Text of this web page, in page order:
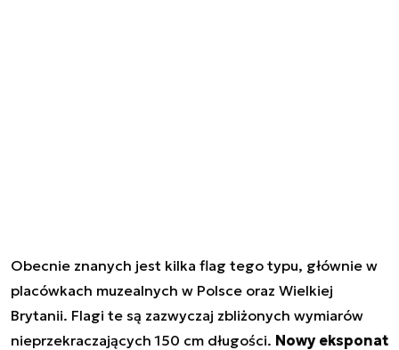
Obecnie znanych jest kilka flag tego typu, głównie w
placówkach muzealnych w Polsce oraz Wielkiej
Brytanii. Flagi te są zazwyczaj zbliżonych wymiarów
nieprzekraczających 150 cm długości. Nowy eksponat